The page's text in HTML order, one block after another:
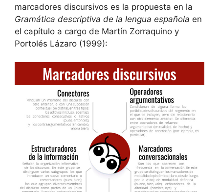
marcadores discursivos es la propuesta en la
Gramática descriptiva de la lengua española en
el capítulo a cargo de Martín Zorraquino y
Portolés Lázaro (1999):